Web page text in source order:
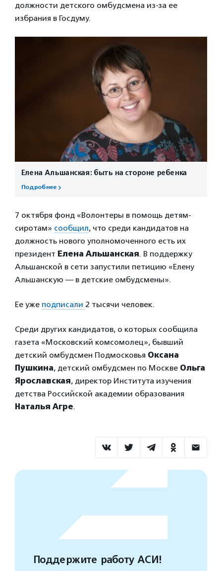
должности детского омбудсмена из-за ее
избрания в Госдуму.
Елена Альшанская: быть на стороне ребенка
Подробнее
7 октября фонд «Волонтеры в помощь детям-
сиротам» сообщил, что среди кандидатов на
должность нового уполномоченного есть их
президент Елена Альшанская. В поддержку
Альшанской в сети запустили петицию «Елену
Альшанскую — в детские омбудсмены».
Ее уже подписали 2 тысячи человек.
Среди других кандидатов, о которых сообщила
газета «Московский комсомолец», бывший
детский омбудсмен Подмосковья Оксана
Пушкина, детский омбудсмен по Москве Ольга
Ярославская, директор Института изучения
детства Российской академии образования
Наталья Агре.
Поддержите работу АСИ!